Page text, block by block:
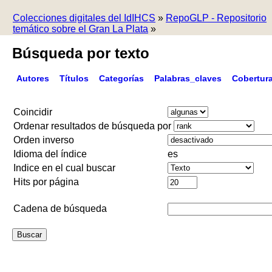
Colecciones digitales del IdIHCS » RepoGLP - Repositorio
temático sobre el Gran La Plata »
Búsqueda por texto
Autores Títulos Categorías Palabras_claves
Coincidir
Ordenar resultados de búsqueda por
Orden inverso
Idioma del índice
es
Indice en el cual buscar
Hits por página
Cadena de búsqueda